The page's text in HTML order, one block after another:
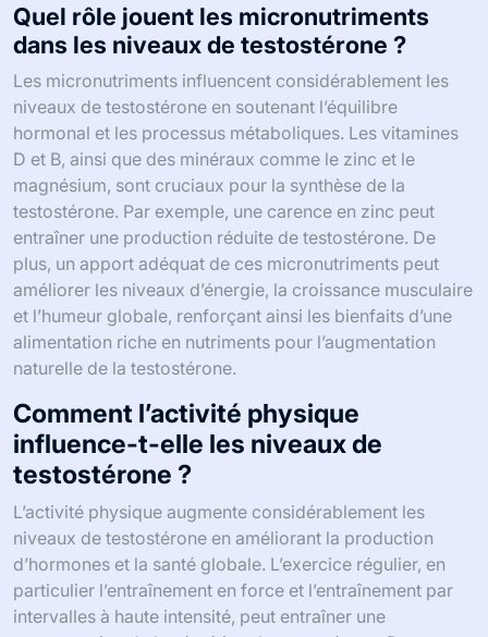
Quel rôle jouent les micronutriments
dans les niveaux de testostérone ?
Les micronutriments influencent considérablement les
niveaux de testostérone en soutenant l’équilibre
hormonal et les processus métaboliques. Les vitamines
D et B, ainsi que des minéraux comme le zinc et le
magnésium, sont cruciaux pour la synthèse de la
testostérone. Par exemple, une carence en zinc peut
entraîner une production réduite de testostérone. De
plus, un apport adéquat de ces micronutriments peut
améliorer les niveaux d’énergie, la croissance musculaire
et l’humeur globale, renforçant ainsi les bienfaits d’une
alimentation riche en nutriments pour l’augmentation
naturelle de la testostérone.
Comment l’activité physique
influence-t-elle les niveaux de
testostérone ?
L’activité physique augmente considérablement les
niveaux de testostérone en améliorant la production
d’hormones et la santé globale. L’exercice régulier, en
particulier l’entraînement en force et l’entraînement par
intervalles à haute intensité, peut entraîner une